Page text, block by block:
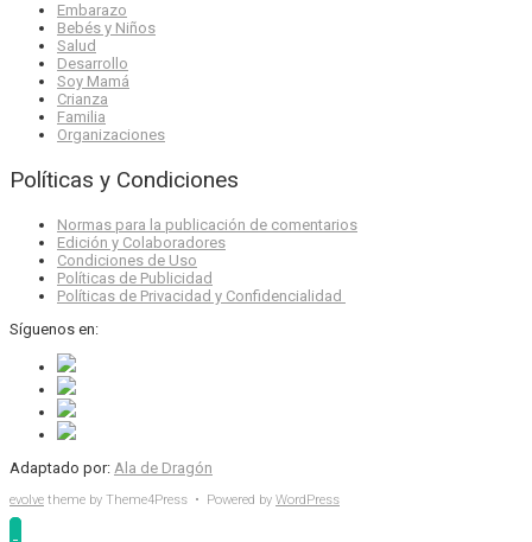
Embarazo
Bebés y Niños
Salud
Desarrollo
Soy Mamá
Crianza
Familia
Organizaciones
Políticas y Condiciones
Normas para la publicación de comentarios
Edición y Colaboradores
Condiciones de Uso
Políticas de Publicidad
Políticas de Privacidad y Confidencialidad
Síguenos en:
Adaptado por: Ala de Dragón
evolve theme by Theme4Press • Powered by WordPress